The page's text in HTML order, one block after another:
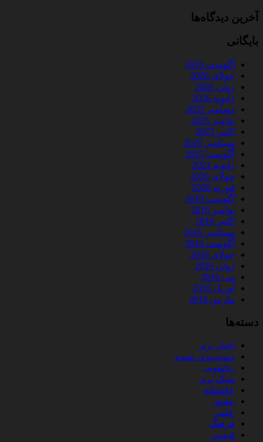
آخرین دیدگاه‌ها
بایگانی
آگوست 2026
جولای 2026
ژوئن 2026
ژانویه 2026
دسامبر 2025
نوامبر 2025
اکتبر 2025
سپتامبر 2025
آگوست 2025
ژانویه 2021
جولای 2020
فوریه 2020
آگوست 2019
نوامبر 2016
اکتبر 2016
سپتامبر 2016
آگوست 2016
جولای 2016
ژوئن 2016
می 2016
آوریل 2016
مارس 2016
دسته‌ها
اخبار برتر
دسته‌بندی نشده
زناشویی
سبک برتر
عاشقانه
عشق
علمی
فرهنگ
قیمت